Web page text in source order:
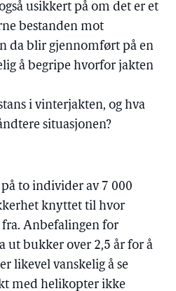
usikkert på om det er et
bestanden mot
da blir gjennomført på en
å begripe hvorfor jakten
i vinterjakten, og hva
situasjonen?
to individer av 7 000
knyttet til hvor
Anbefalingen for
ut bukker over 2,5 år for å
likevel vanskelig å se
med helikopter ikke